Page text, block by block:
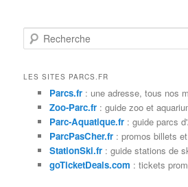
e
hLES SITES PARCS.FR
Parcs.fr: une adresse, tous nos
Zoo-Parc.fr: guide zoo et
Parc-Aquatique.fr: guide parcs
ParcPasCher.fr: promos billets
StationSki.fr: guide stations de
goTicketDeals.com : tickets